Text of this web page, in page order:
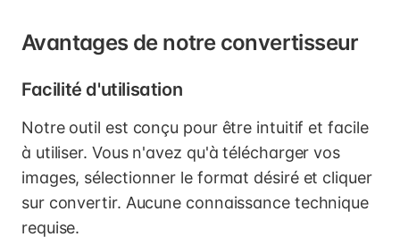
Avantages de notre convertisseur
Facilité d'utilisation
Notre outil est conçu pour être intuitif et facile
à utiliser. Vous n'avez qu'à télécharger vos
images, sélectionner le format désiré et cliquer
sur convertir. Aucune connaissance technique
requise.